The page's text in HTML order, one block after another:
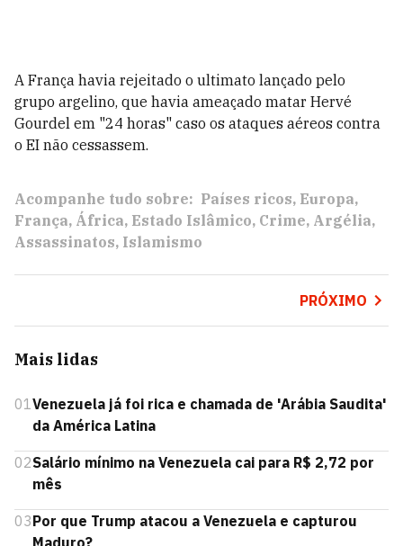
A França havia rejeitado o ultimato lançado pelo
grupo argelino, que havia ameaçado matar Hervé
Gourdel em "24 horas" caso os ataques aéreos contra
o EI não cessassem.
Acompanhe tudo sobre: Países ricos Europa
França África Estado Islâmico Crime Argélia
Assassinatos Islamismo
PRÓXIMO
Mais lidas
01Venezuela já foi rica e chamada de 'Arábia Saudita'
da América Latina
02Salário mínimo na Venezuela cai para R$ 2,72 por
mês
03Por que Trump atacou a Venezuela e capturou
Maduro?